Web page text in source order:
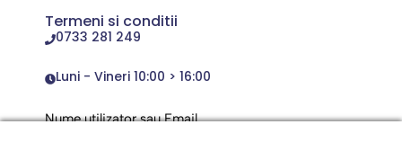
Termeni si conditii
0733 281 249
Luni - Vineri 10:00 > 16:00
Nume utilizator sau Email